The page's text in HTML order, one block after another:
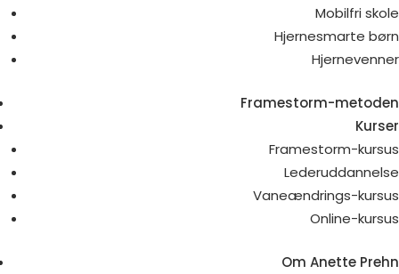
Mobilfri skole
Hjernesmarte børn
Hjernevenner
Framestorm-metoden
Kurser
Framestorm-kursus
Lederuddannelse
Vaneændrings-kursus
Online-kursus
Om Anette Prehn